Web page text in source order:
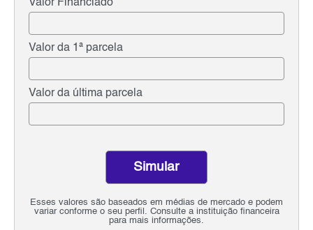
Valor Financiado
Valor da 1ª parcela
Valor da última parcela
Esses valores são baseados em médias de mercado e podem
variar conforme o seu perfil. Consulte a instituição financeira
para mais informações.
Simular